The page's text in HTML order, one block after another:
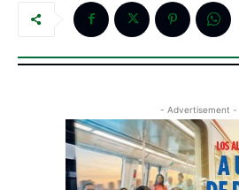
- Advertisement -